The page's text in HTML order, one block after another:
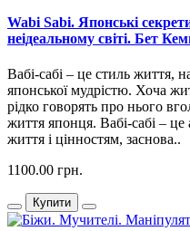
Wabi Sabi. Японські
неідеальному світі. Бет
Вабі-сабі – це стиль життя,
японської мудрістю. Хоча
рідко говорять про нього
життя японця. Вабі-сабі –
життя і цінностям, заснова..
1100.00 грн.
Купити